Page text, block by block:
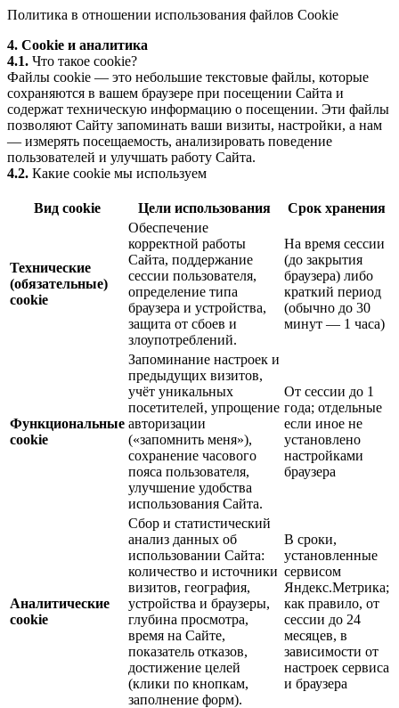
Политика в отношении использования файлов Cookie
4. Cookie и аналитика
4.1. Что такое cookie?
Файлы cookie — это небольшие текстовые файлы, которые
сохраняются в вашем браузере при посещении Сайта и
содержат техническую информацию о посещении. Эти файлы
позволяют Сайту запоминать ваши визиты, настройки, а нам
— измерять посещаемость, анализировать поведение
пользователей и улучшать работу Сайта.
4.2. Какие cookie мы используем
Вид cookie Цели использования Срок хранения
Технические
(обязательные)
cookie
Обеспечение
корректной работы
Сайта, поддержание
сессии пользователя,
определение типа
браузера и устройства,
защита от сбоев и
злоупотреблений.
На время сессии
(до закрытия
браузера) либо
краткий период
(обычно до 30
минут — 1 часа)
Функциональные
cookie
Запоминание настроек и
предыдущих визитов,
учёт уникальных
посетителей, упрощение
авторизации
(«запомнить меня»),
сохранение часового
пояса пользователя,
улучшение удобства
использования Сайта.
От сессии до 1
года; отдельные
если иное не
установлено
настройками
браузера
Аналитические
cookie
Сбор и статистический
анализ данных об
использовании Сайта:
количество и источники
визитов, география,
устройства и браузеры,
глубина просмотра,
время на Сайте,
показатель отказов,
достижение целей
(клики по кнопкам,
заполнение форм).
В сроки,
установленные
сервисом
Яндекс.Метрика;
как правило, от
сессии до 24
месяцев, в
зависимости от
настроек сервиса
и браузера